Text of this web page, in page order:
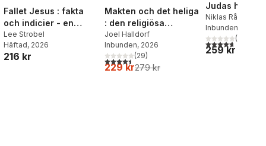
Fallet Jesus : fakta
och indicier - en
reporters personliga
granskning
Lee Strobel
Häftad, 2026
216 kr
Makten och det heliga
: den religiösa
vändningen i
världspolitiken
Joel Halldorf
Inbunden, 2026
4,5utav 5 stjärnor. Totalt antal röster:
(29)
229 kr279 kr
Judas
Niklas Rådström
Inbunden
4,7utav 5(
259 kr